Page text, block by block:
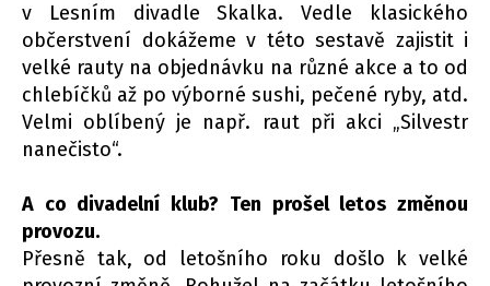
v Lesním divadle Skalka. Vedle klasického
občerstvení dokážeme v této sestavě zajistit i
velké rauty na objednávku na různé akce a to od
chlebíčků až po výborné sushi, pečené ryby, atd.
Velmi oblíbený je např. raut při akci „Silvestr
nanečisto“.
A co divadelní klub? Ten prošel letos změnou
provozu.
Přesně tak, od letošního roku došlo k velké